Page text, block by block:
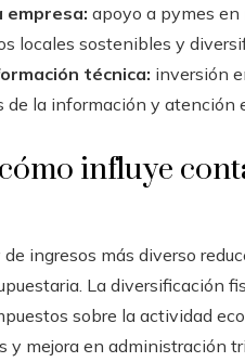
empresa: apoyo a pymes
locales sostenibles y
técnica: inversión
de la información y atención
influye
ingresos más diverso
La diversificación
sobre la actividad
y mejora en administración